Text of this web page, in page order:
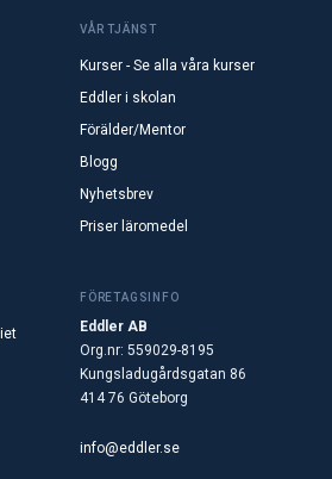
VÅR TJÄNST
Kurser - Se alla våra kurser
Eddler i skolan
Förälder/Mentor
Blogg
Nyhetsbrev
Priser läromedel
FÖRETAGSINFO
Eddler AB
Org.nr: 559029-8195
Kungsladugårdsgatan 86
414 76 Göteborg
info@eddler.se